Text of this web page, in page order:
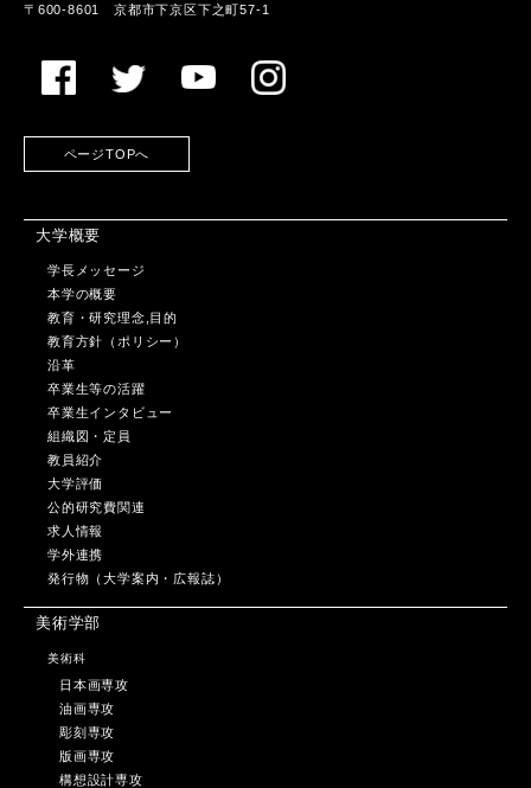
〒600-8601 京都市下京区下之町57-1
ページTOPへ
大学概要
学長メッセージ
本学の概要
教育・研究理念,目的
教育方針（ポリシー）
沿革
卒業生等の活躍
卒業生インタビュー
組織図・定員
教員紹介
大学評価
公的研究費関連
求人情報
学外連携
発行物（大学案内・広報誌）
美術学部
美術科
日本画専攻
油画専攻
彫刻専攻
版画専攻
構想設計専攻